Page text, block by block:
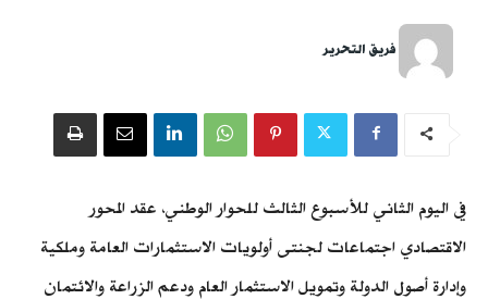
فريق التحرير
في اليوم الثاني للأسبوع الثالث للحوار الوطني، عقد المحور
الاقتصادي اجتماعات لجنتى أولويات الاستثمارات العامة وملكية
وإدارة أصول الدولة وتمويل الاستثمار العام ودعم الزراعة والائتمان